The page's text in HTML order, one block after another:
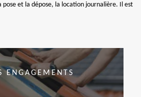
pose et la dépose, la location journalière. Il est
ENGAGEMENTS